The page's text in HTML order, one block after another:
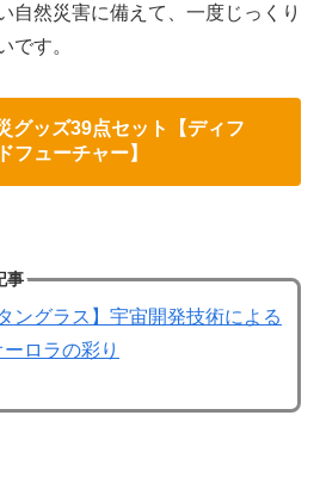
自然災害に備えて、一度じっくり
です。
グッズ39点セット【ディフ
フューチャー】
事
ングラス】宇宙開発技術による
ーロラの彩り